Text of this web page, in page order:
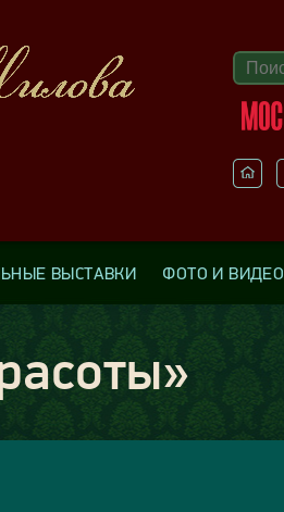
ВЫСТАВКИ ФОТО И ВИДЕО